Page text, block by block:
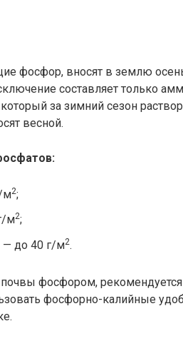
фосфор, вносят в землю
составляет только
за зимний сезон
весной.
м2;
м2;
— до 40 ­г/м2.
фосфором,
фосфорно-калийные